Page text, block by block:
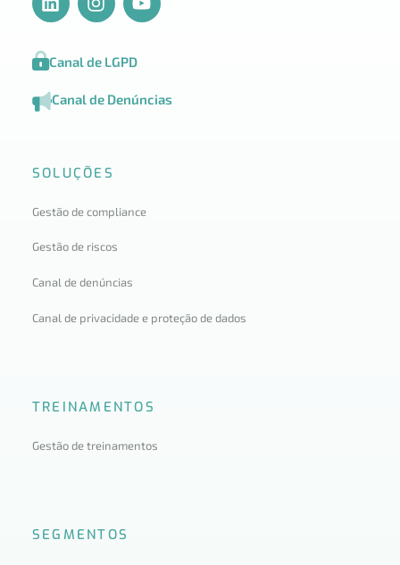
Canal de LGPD
Canal de Denúncias
SOLUÇÕES
Gestão de compliance
Gestão de riscos
Canal de denúncias
Canal de privacidade e proteção de dados
TREINAMENTOS
Gestão de treinamentos
SEGMENTOS